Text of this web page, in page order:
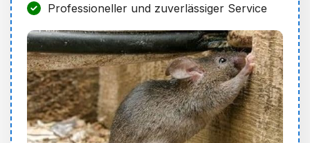
Professioneller und zuverlässiger Service